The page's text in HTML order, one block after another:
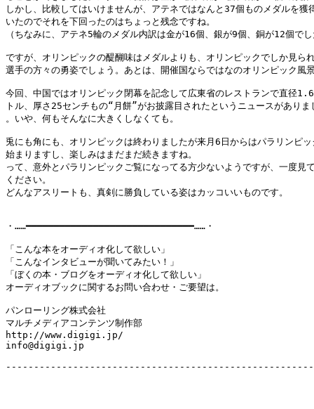
しかし、比較してはいけませんが、アテネではなんと37個ものメダルを獲
いたのでそれを下回ったのはちょっと残念ですね。
（ちなみに、アテネ5輪のメダル内訳は金が16個、銀が9個、銅が12個で
ですが、オリンピックの醍醐味はメダルよりも、オリンピックでしか見ら
選手の方々の勇姿でしょう。あとは、開催国ならではなのオリンピック風
今回、中国ではオリンピック閉幕を記念して広東省のレストランで直径
トル、厚さ25センチもの“月餅”がお披露目されたというニュースがありま
。いや、何もそんなに大きくしなくても。
兎にも角にも、オリンピックは終わりましたが来月6日からはパラリンピッ
始まりますし、楽しみはまだまだ続きますね。
って、意外とパラリンピックご覧になってる方少ないようですが、一度見
ください。
どんなアスリートも、真剣に勝負している姿はカッコいいものです。
・……━━━━━━━━━━━━━━━━━━━━━━━━━━━━━━……・
「こんな本をオーディオ化して欲しい」
「こんなインタビューが聞いてみたい！」
「ぼくの本・ブログをオーディオ化して欲しい」
オーディオブックに関するお問い合わせ・ご要望は。
パンローリング株式会社
マルチメディアコンテンツ制作部
http://www.digigi.jp/
info@digigi.jp